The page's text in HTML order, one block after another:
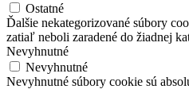
Ostatné
Ďalšie nekategorizované súbory
zatiaľ neboli zaradené do žiadnej
Nevyhnutné
Nevyhnutné
Nevyhnutné súbory cookie sú